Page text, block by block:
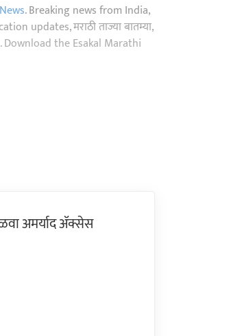
. Breaking news from India,
updates, मराठी ताज्या बातम्या,
Download the Esakal Marathi
अमर्याद ॲक्सेस